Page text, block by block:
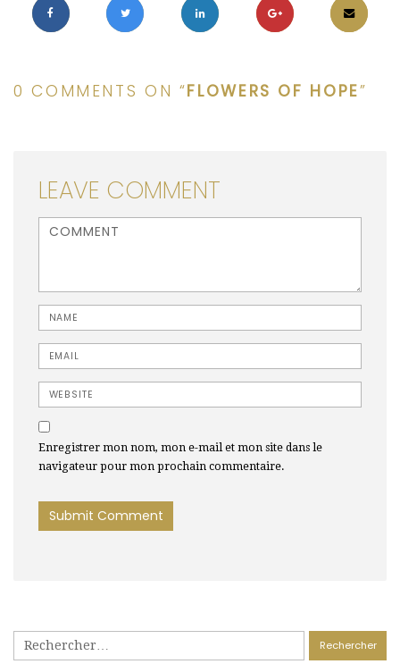
0 COMMENTS ON “FLOWERS OF HOPE”
LEAVE COMMENT
<b>Comment</b> ( * )
Name
Email
Website
Enregistrer mon nom, mon e-mail et mon site dans le
navigateur pour mon prochain commentaire.